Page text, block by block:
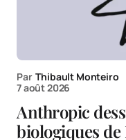
Par Thibault Monteiro
7 août 2026
Anthropic
biologiques de